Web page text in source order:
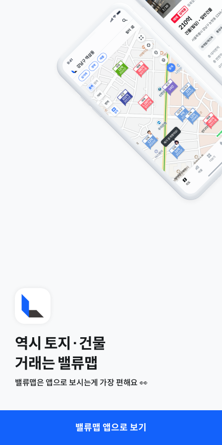
역시 토지·건물
거래는 밸류맵
밸류맵은 앱으로 보시는게 가장 편해요 👀
밸류맵 앱으로 보기